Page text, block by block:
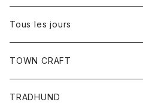
コート
Tシャツ
Tous les jours
トップス
レディース
TOWN CRAFT
TRADHUND